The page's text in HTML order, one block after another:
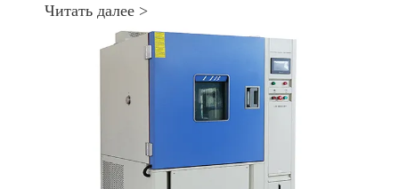
Читать далее >